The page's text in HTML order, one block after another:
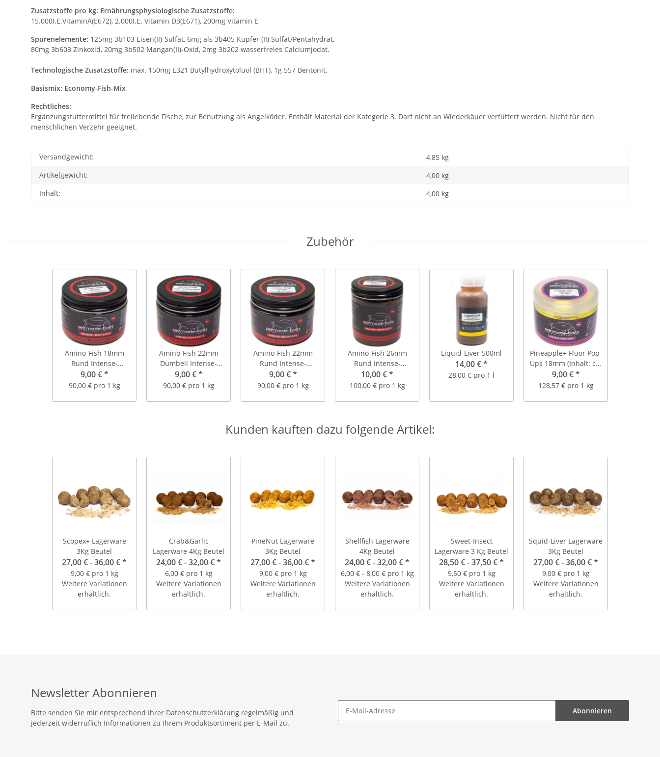
Zusatzstoffe pro kg: Ernährungsphysiologische Zusatzstoffe:
15.000I.E.VitaminA(E672), 2.000I.E. Vitamin D3(E671), 200mg Vitamin E
Spurenelemente: 125mg 3b103 Eisen(II)-Sulfat, 6mg als 3b405 Kupfer (II) Sulfat/Pentahydrat,
80mg 3b603 Zinkoxid, 20mg 3b502 Mangan(II)-Oxid, 2mg 3b202 wasserfreies Calciumjodat.
Technologische Zusatzstoffe: max. 150mg E321 Butylhydroxytoluol (BHT), 1g 557 Bentonit.
Basismix: Economy-Fish-Mix
Rechtliches:
Ergänzungsfuttermittel für freilebende Fische, zur Benutzung als Angelköder. Enthält Material der Kategorie 3. Darf nicht an Wiederkäuer verfüttert werden. Nicht für den
menschlichen Verzehr geeignet.
Versandgewicht:
4,85 kg
Artikelgewicht:
4,00 kg
Inhalt:
4,00 kg
Zubehör
Amino-Fish 18mm
Rund Intense-
Hookbaits (Inhalt: ca.
20 Stück)
9,00 €*
90,00 € pro 1 kg
Amino-Fish 22mm
Dumbell Intense-
Hookbaits (Inhalt: ca.
18 Stück)
9,00 €*
90,00 € pro 1 kg
Amino-Fish 22mm
Rund Intense-
Hookbaits (Inhalt: ca.
14 Stück)
9,00 €*
90,00 € pro 1 kg
Amino-Fish 26mm
Rund Intense-
Hookbaits (Inhalt: ca.
14 Stück)
10,00 €*
100,00 € pro 1 kg
Liquid-Liver 500ml
14,00 €*
28,00 € pro 1 l
Pineapple+ Fluor Pop-
Ups 18mm (Inhalt: ca.
20 Stück)
9,00 €*
128,57 € pro 1 kg
Kunden kauften dazu folgende Artikel:
Scopex+ Lagerware
3Kg Beutel
27,00 € -36,00 €*
9,00 € pro 1 kg
Weitere Variationen
erhältlich.
Crab&Garlic
Lagerware 4Kg Beutel
24,00 € -32,00 €*
6,00 € pro 1 kg
Weitere Variationen
erhältlich.
PineNut Lagerware
3Kg Beutel
27,00 € -36,00 €*
9,00 € pro 1 kg
Weitere Variationen
erhältlich.
Shellfish Lagerware
4Kg Beutel
24,00 € -32,00 €*
6,00 € - 8,00 € pro 1 kg
Weitere Variationen
erhältlich.
Sweet-Insect
Lagerware 3 Kg Beutel
28,50 € -37,50 €*
9,50 € pro 1 kg
Weitere Variationen
erhältlich.
Squid-Liver Lagerware
3Kg Beutel
27,00 € -36,00 €*
9,00 € pro 1 kg
Weitere Variationen
erhältlich.
Newsletter Abonnieren
Bitte senden Sie mir entsprechend Ihrer Datenschutzerklärung regelmäßig und
jederzeit widerruflich Informationen zu Ihrem Produktsortiment per E-Mail zu.
Abonnieren